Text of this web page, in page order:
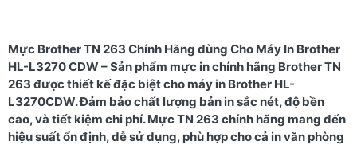
Mực Brother TN 263 Chính Hãng dùng Cho Máy In Brother
HL-L3270 CDW – Sản phẩm mực in chính hãng Brother TN
263 được thiết kế đặc biệt cho máy in Brother HL-
L3270CDW. Đảm bảo chất lượng bản in sắc nét, độ bền
cao, và tiết kiệm chi phí. Mực TN 263 chính hãng mang đến
hiệu suất ổn định, dễ sử dụng, phù hợp cho cả in văn phòng